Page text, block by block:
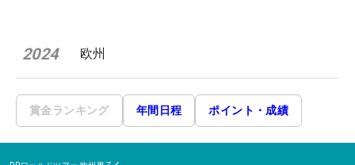
2024 欧州
賞金ランキング 年間日程 ポイント・成績